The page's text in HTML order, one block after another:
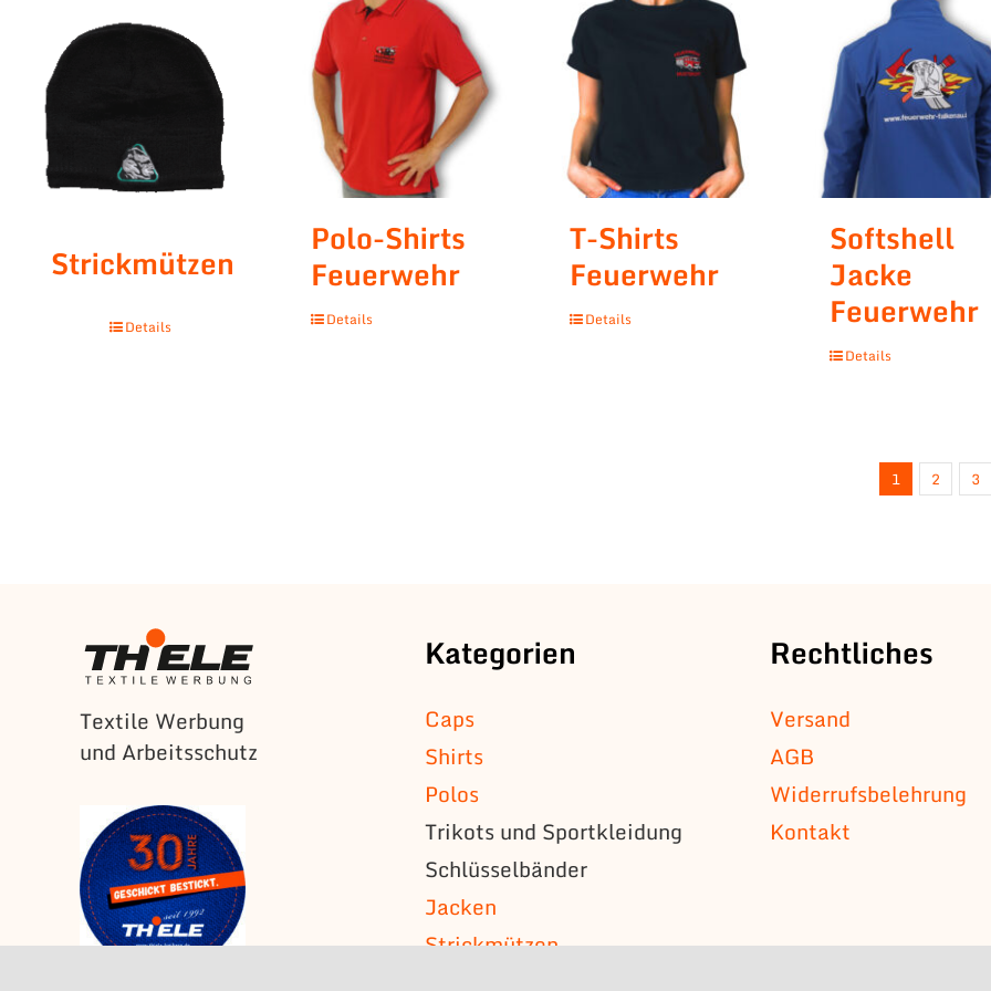
Strickmützen
Details
Polo-Shirts
Feuerwehr
Details
T-Shirts
Feuerwehr
Details
Softshell
Jacke
Feuerwehr
Details
1 2 3
Textile Werbung
und Arbeitsschutz
Kategorien
Caps
Shirts
Polos
Trikots und Sportkleidung
Schlüsselbänder
Jacken
Strickmützen
Rechtliches
Versand
AGB
Widerrufsbelehrung
Kontakt